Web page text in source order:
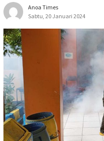
Anoa Times
Sabtu, 20 Januari 2024